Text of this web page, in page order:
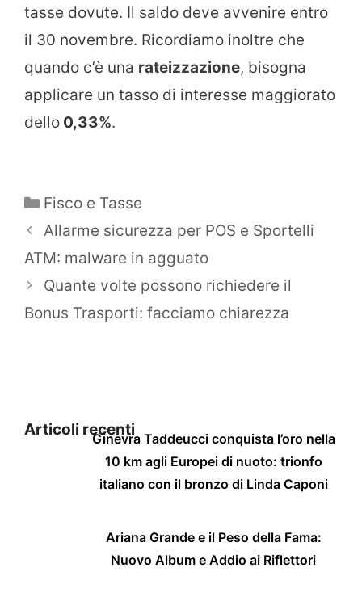
tasse dovute. Il saldo deve avvenire entro
il 30 novembre. Ricordiamo inoltre che
quando c’è una rateizzazione, bisogna
applicare un tasso di interesse maggiorato
dello 0,33%.
Categorie
Fisco e Tasse
Allarme sicurezza per POS e Sportelli
ATM: malware in agguato
Quante volte possono richiedere il
Bonus Trasporti: facciamo chiarezza
Articoli recentiGinevra Taddeucci conquista l’oro nella
10 km agli Europei di nuoto: trionfo
italiano con il bronzo di Linda Caponi
Ariana Grande e il Peso della Fama:
Nuovo Album e Addio ai Riflettori